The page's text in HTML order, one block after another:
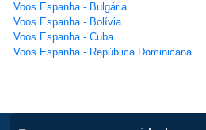
Voos Espanha - Bulgária
Voos Espanha - Bolívia
Voos Espanha - Cuba
Voos Espanha - República Dominicana